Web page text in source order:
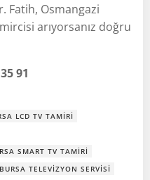
Fatih, Osmangazi
arıyorsanız doğru
91
LCD TV TAMIRI
SMART TV TAMIRI
TELEVIZYON SERVISI